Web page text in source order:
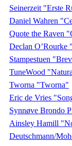
Seinerzeit "Erste
Daniel Wahren
Quote the Raven
Declan O’Rourke
Stampestuen
TuneWood
Tworna "Tworna"
Eric de Vries
Synnøve Brondo
Ainsley Hamill
Deutschmann/